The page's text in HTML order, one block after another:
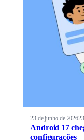
23 de junho de 2026
Android 17
configurações